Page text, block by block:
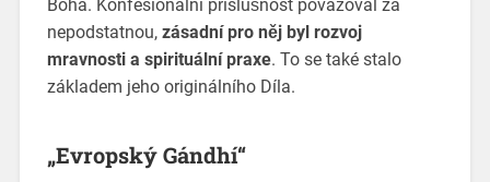
Boha. Konfesionální příslušnost považoval za
nepodstatnou, zásadní pro něj byl rozvoj
mravnosti a spirituální praxe. To se také stalo
základem jeho originálního Díla.
„Evropský Gándhí“